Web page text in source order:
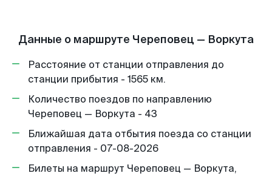
Данные о маршруте Череповец — Воркута
Расстояние от станции отправления до
станции прибытия - 1565 км.
Количество поездов по направлению
Череповец — Воркута - 43
Ближайшая дата отбытия поезда со станции
отправления - 07-08-2026
Билеты на маршрут Череповец — Воркута,